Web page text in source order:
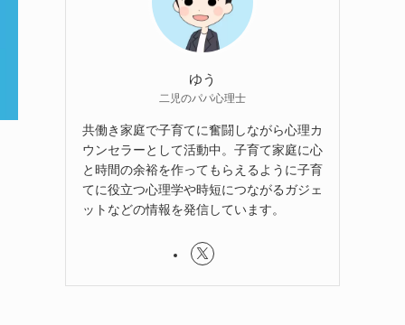
ゆう
二児のパパ心理士
共働き家庭で子育てに奮闘しながら心理カ
ウンセラーとして活動中。子育て家庭に心
と時間の余裕を作ってもらえるように子育
てに役立つ心理学や時短につながるガジェ
ットなどの情報を発信しています。